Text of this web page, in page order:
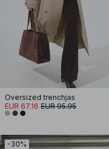
Oversized trenchjas
EUR 67.16 EUR 95.95
-30%